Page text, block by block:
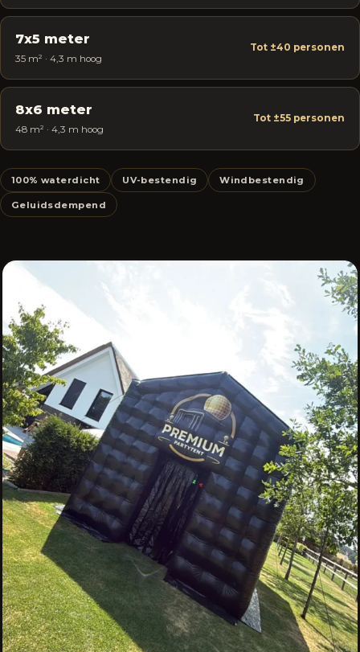
7x5 meter
35 m² · 4,3 m hoog
Tot ±40 personen
8x6 meter
48 m² · 4,3 m hoog
Tot ±55 personen
100% waterdicht UV-bestendig Windbestendig
Geluidsdempend